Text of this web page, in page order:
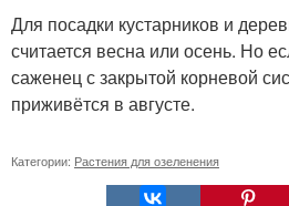
Для посадки кустарников и
считается весна или осень. Но
саженец с закрытой корневой
приживётся в августе.
Категории: Растения для озеленения